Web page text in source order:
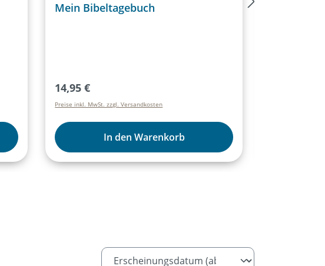
Mein Bibeltagebuch
Regulärer Preis:
14,95 €
Preise inkl. MwSt. zzgl. Versandkosten
In den Warenkorb